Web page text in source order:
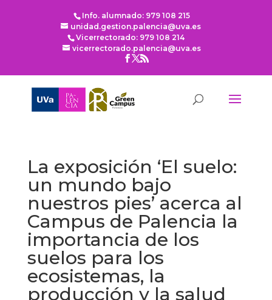
Info. alumnado: 979 108 215
unidad.gestion.palencia@uva.es
Vicerrectorado: 979 108 214
vicerrectorado.palencia@uva.es
La exposición ‘El suelo:
un mundo bajo
nuestros pies’ acerca al
Campus de Palencia la
importancia de los
suelos para los
ecosistemas, la
producción y la salud